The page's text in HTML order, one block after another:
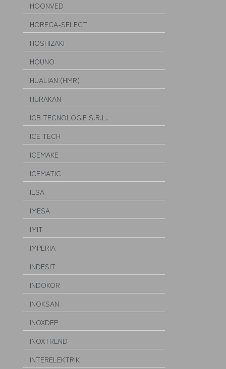
HOONVED
HORECA-SELECT
HOSHIZAKI
HOUNO
HUALIAN (HMR)
HURAKAN
ICB TECNOLOGIE S.R.L.
ICE TECH
ICEMAKE
ICEMATIC
ILSA
IMESA
IMIT
IMPERIA
INDESIT
INDOKOR
INOKSAN
INOXDEP
INOXTREND
INTERELEKTRIK